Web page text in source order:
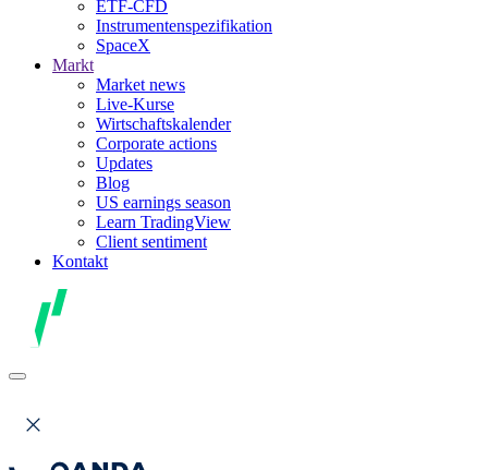
ETF-CFD
Instrumentenspezifikation
SpaceX
Markt
Market news
Live-Kurse
Wirtschaftskalender
Corporate actions
Updates
Blog
US earnings season
Learn TradingView
Client sentiment
Kontakt